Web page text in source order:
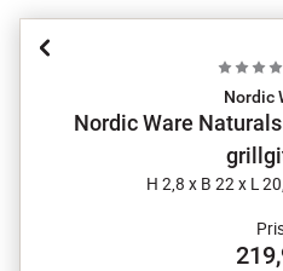
Nordic
Nordic Ware
H 2,8 x B 22 x L